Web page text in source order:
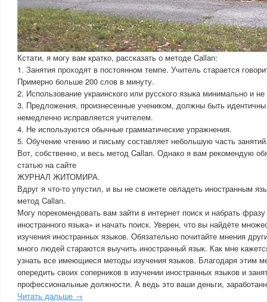
Кстати, я могу вам кратко, рассказать о методе Callan:
1. Занятия проходят в постоянном темпе. Учитель старается
Примерно больше 200 слов в минуту.
2. Использование украинского или русского языка минимально и
3. Предложения, произнесенные учеником, должны быть
немедленно исправляется учителем.
4. Не используются обычные грамматические упражнения.
5. Обучение чтению и письму составляет небольшую часть
Вот, собственно, и весь метод Callan. Однако я вам рекомендую
статью на сайте
ЖУРНАЛ ЖИТОМИРА.
Вдруг я что-то упустил, и вы не сможете овладеть иностранным
метод Callan.
Могу порекомендовать вам зайти в интернет поиск и набрать
иностранного языка» и начать поиск. Уверен, что вы найдёте
изучения иностранных языков. Обязательно почитайте мнения
много людей стараются выучить иностранный язык. Как мне
узнать все имеющиеся методы изучения языков. Благодаря этим
опередить своих соперников в изучении иностранных языков и
профессиональные должности. А ведь это ваши деньги,
Читать дальше →